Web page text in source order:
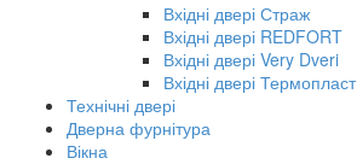
Вхідні двері Страж
Вхідні двері REDFORT
Вхідні двері Very Dveri
Вхідні двері Термопласт
Технічні двері
Дверна фурнітура
Вікна